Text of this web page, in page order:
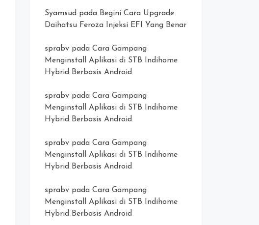
Syamsud pada Begini Cara Upgrade
Daihatsu Feroza Injeksi EFI Yang Benar
sprabv pada Cara Gampang
Menginstall Aplikasi di STB Indihome
Hybrid Berbasis Android
sprabv pada Cara Gampang
Menginstall Aplikasi di STB Indihome
Hybrid Berbasis Android
sprabv pada Cara Gampang
Menginstall Aplikasi di STB Indihome
Hybrid Berbasis Android
sprabv pada Cara Gampang
Menginstall Aplikasi di STB Indihome
Hybrid Berbasis Android